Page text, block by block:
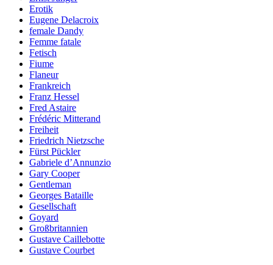
Erotik
Eugene Delacroix
female Dandy
Femme fatale
Fetisch
Fiume
Flaneur
Frankreich
Franz Hessel
Fred Astaire
Frédéric Mitterand
Freiheit
Friedrich Nietzsche
Fürst Pückler
Gabriele d’Annunzio
Gary Cooper
Gentleman
Georges Bataille
Gesellschaft
Goyard
Großbritannien
Gustave Caillebotte
Gustave Courbet